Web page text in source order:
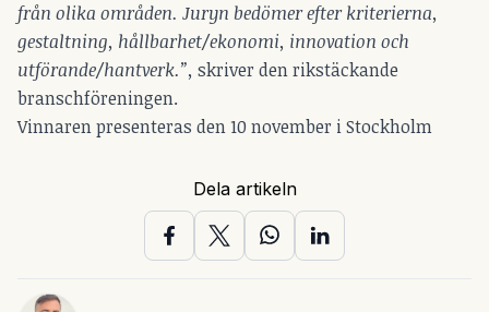
från olika områden. Juryn bedömer efter kriterierna,
gestaltning, hållbarhet/ekonomi, innovation och
utförande/hantverk.”, skriver den rikstäckande
branschföreningen.
Vinnaren presenteras den 10 november i Stockholm
Dela artikeln